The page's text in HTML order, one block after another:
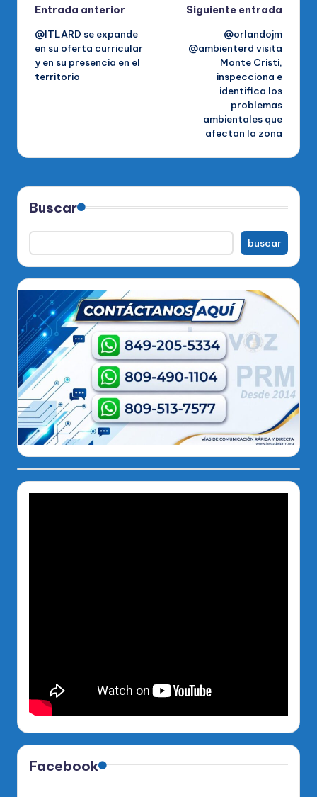
Navegación
de
entradas
Entrada anterior
@ITLARD se expande
en su oferta curricular
y en su presencia en el
territorio
Siguiente entrada
@orlandojm
@ambienterd visita
Monte Cristi,
inspecciona e
identifica los
problemas
ambientales que
afectan la zona
Buscar
buscar
Facebook